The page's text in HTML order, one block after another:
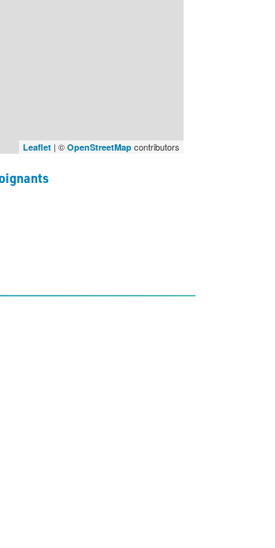
Leaflet| © OpenStreetMapcontributors